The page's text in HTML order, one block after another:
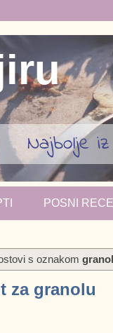
Najbolje
POSNI
s oznakom
za granolu